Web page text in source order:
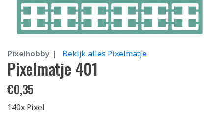
Pixelhobby | Bekijk alles Pixelmatje
Pixelmatje 401
€0,35
140x Pixel